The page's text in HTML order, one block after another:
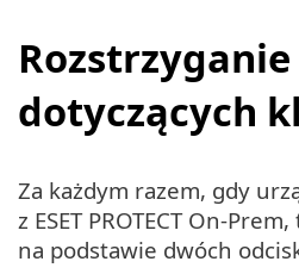
dotyczących
Za każdym razem, gdy
z ESET PROTECT On-
na podstawie dwóch